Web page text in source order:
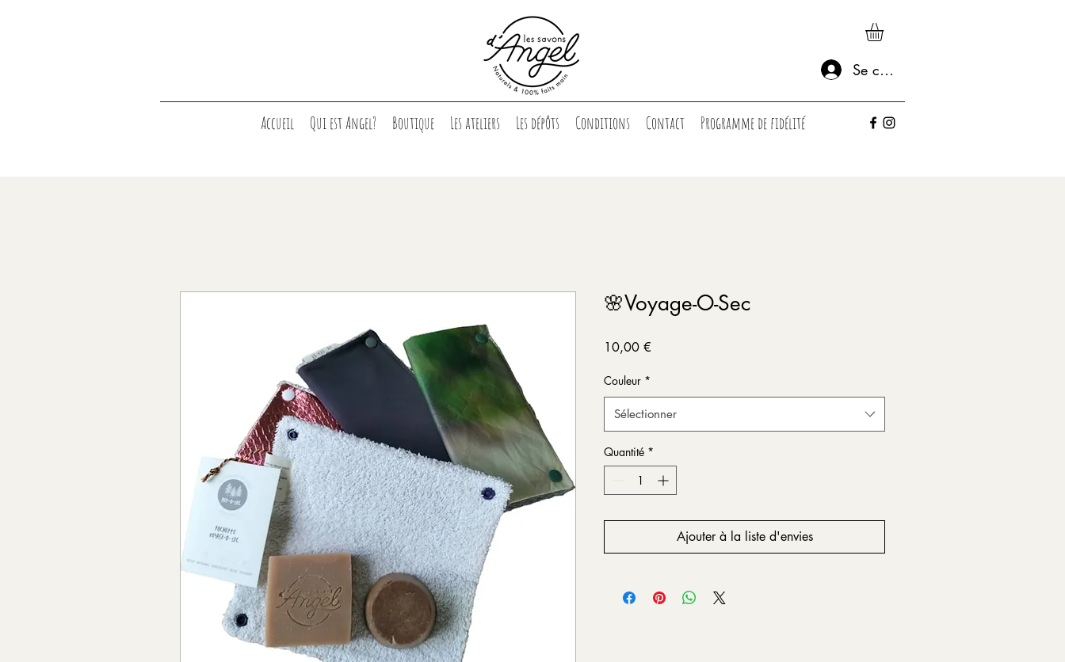
Se connecter
Accueil Qui est Angel? Boutique Les ateliers Les dépôts Conditions Contact Programme de fidélité
🌸Voyage-O-Sec
10,00 €
Couleur *
Sélectionner
Quantité *
Ajouter à la liste d'envies